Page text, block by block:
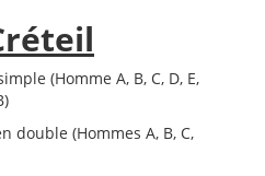
(Homme A, B, C, D, E,
double (Hommes A, B, C,